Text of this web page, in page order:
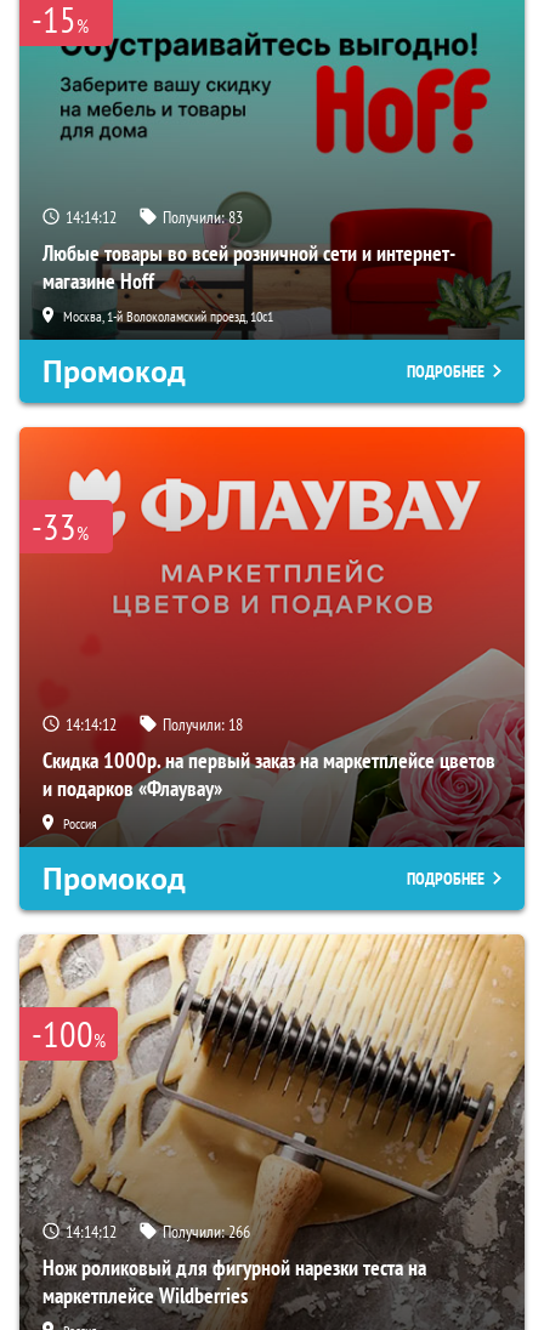
-15%
14:14:12 Получили:83
Любые товары во всей розничной сети и интернет-
магазине Hoff
Москва, 1-й Волоколамский проезд, 10с1
Промокод ПОДРОБНЕЕ
-33%
14:14:12 Получили: 18
Скидка 1000р. на первый заказ на маркетплейсе цветов
и подарков «Флаувау»
Россия
Промокод ПОДРОБНЕЕ
-100%
14:14:12 Получили:266
Нож роликовый для фигурной нарезки теста на
маркетплейсе Wildberries